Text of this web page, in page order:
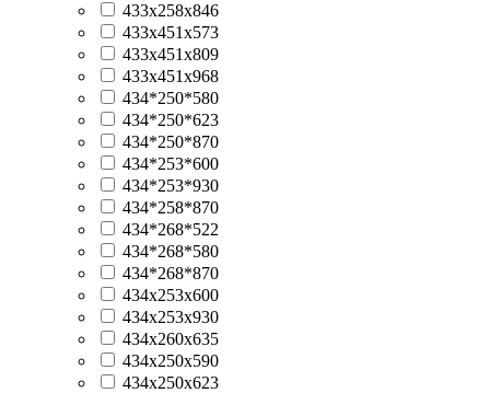
433х258х846
433х451х573
433х451х809
433х451х968
434*250*580
434*250*623
434*250*870
434*253*600
434*253*930
434*258*870
434*268*522
434*268*580
434*268*870
434x253x600
434x253x930
434x260x635
434х250х590
434х250х623